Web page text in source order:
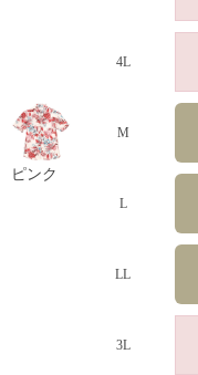
4L
ピンク
M
L
LL
3L